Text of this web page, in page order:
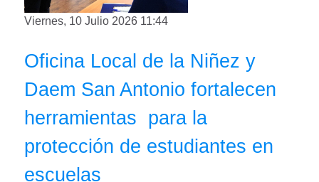
Viernes, 10 Julio 2026 11:44
Oficina Local de la Niñez y
Daem San Antonio fortalecen
herramientas para la
protección de estudiantes en
escuelas